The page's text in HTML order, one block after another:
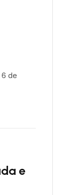
de
e